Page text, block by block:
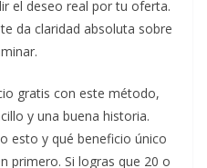
el deseo real por tu oferta.
da claridad absoluta sobre
gratis con este método,
y una buena historia.
esto y qué beneficio único
primero. Si logras que 20 o